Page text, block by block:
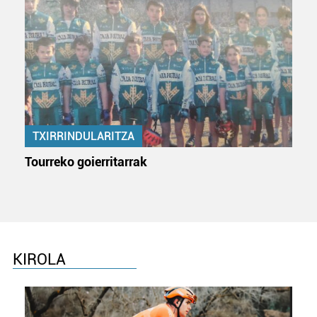
TXIRRINDULARITZA
Tourreko goierritarrak
KIROLA